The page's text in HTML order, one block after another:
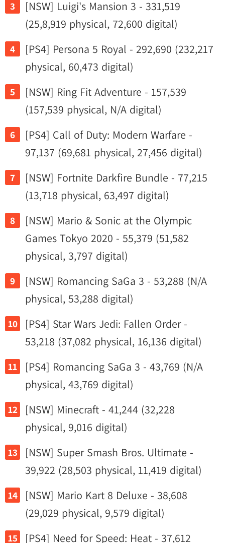
[NSW] Luigi's Mansion 3 - 331,519
(25,8,919 physical, 72,600 digital)
[PS4] Persona 5 Royal - 292,690 (232,217
physical, 60,473 digital)
[NSW] Ring Fit Adventure - 157,539
(157,539 physical, N/A digital)
[PS4] Call of Duty: Modern Warfare -
97,137 (69,681 physical, 27,456 digital)
[NSW] Fortnite Darkfire Bundle - 77,215
(13,718 physical, 63,497 digital)
[NSW] Mario & Sonic at the Olympic
Games Tokyo 2020 - 55,379 (51,582
physical, 3,797 digital)
[NSW] Romancing SaGa 3 - 53,288 (N/A
physical, 53,288 digital)
[PS4] Star Wars Jedi: Fallen Order -
53,218 (37,082 physical, 16,136 digital)
[PS4] Romancing SaGa 3 - 43,769 (N/A
physical, 43,769 digital)
[NSW] Minecraft - 41,244 (32,228
physical, 9,016 digital)
[NSW] Super Smash Bros. Ultimate -
39,922 (28,503 physical, 11,419 digital)
[NSW] Mario Kart 8 Deluxe - 38,608
(29,029 physical, 9,579 digital)
[PS4] Need for Speed: Heat - 37,612